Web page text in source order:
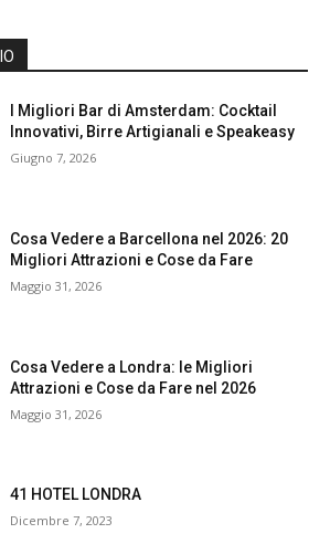
I Migliori Bar di Amsterdam: Cocktail
Innovativi, Birre Artigianali e Speakeasy
Giugno 7, 2026
Cosa Vedere a Barcellona nel 2026: 20
Migliori Attrazioni e Cose da Fare
Maggio 31, 2026
Cosa Vedere a Londra: le Migliori
Attrazioni e Cose da Fare nel 2026
Maggio 31, 2026
41 HOTEL LONDRA
Dicembre 7, 2023